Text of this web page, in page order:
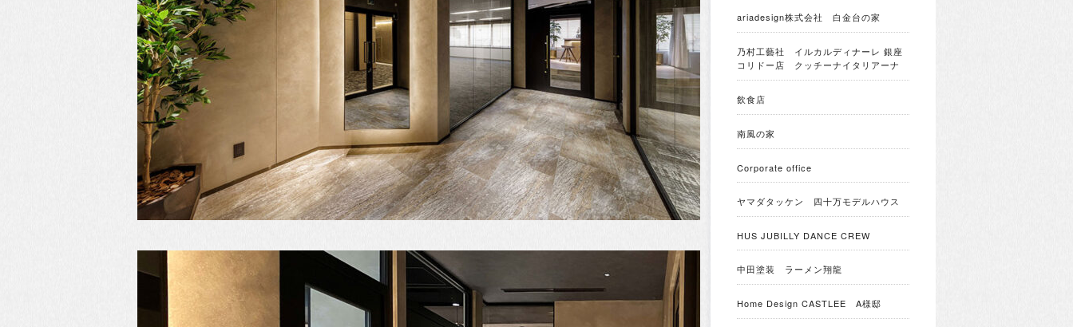
ariadesign株式会社 白金台の家
乃村工藝社 イルカルディナーレ 銀座
コリドー店 クッチーナイタリアーナ
飲食店
南風の家
Corporate office
ヤマダタッケン 四十万モデルハウス
HUS JUBILLY DANCE CREW
中田塗装 ラーメン翔龍
Home Design CASTLEE A様邸